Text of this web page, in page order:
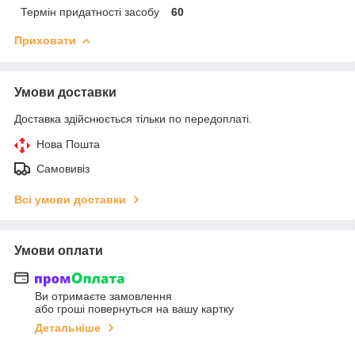
Термін придатності засобу
60
Приховати
Умови доставки
Доставка здійснюється тільки по передоплаті.
Нова Пошта
Самовивіз
Всі умови доставки
Умови оплати
Ви отримаєте замовлення
або гроші повернуться на вашу картку
Детальніше